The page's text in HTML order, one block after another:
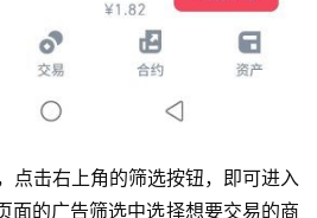
点击右上角的筛选按钮，即可进入
面的广告筛选中选择想要交易的商